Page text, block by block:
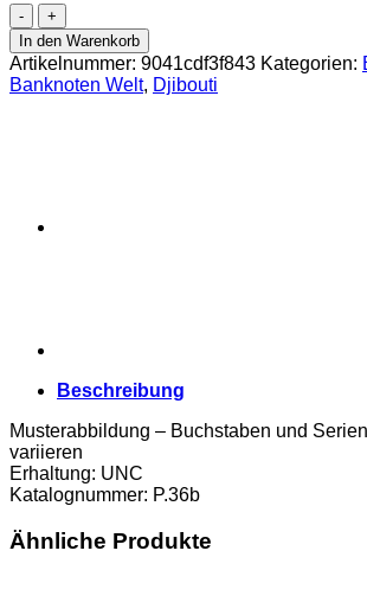
Djibouti
-
500
Francs
ND
In den Warenkorb
Artikelnummer: 9041cdf3f843 Kategorien:
Banknoten Welt, Djibouti
Beschreibung
Musterabbildung – Buchstaben und
variieren
Erhaltung: UNC
Katalognummer: P.36b
Ähnliche Produkte